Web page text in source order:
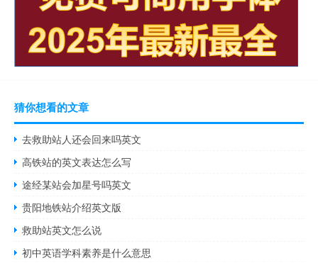
猜你想看的文章
去救助站人还会回来吗英文
高铁站的英文表达怎么写
途经某站会加星号吗英文
贵阳地铁站介绍英文版
救助站英文怎么说
初中英语学科素养是什么意思